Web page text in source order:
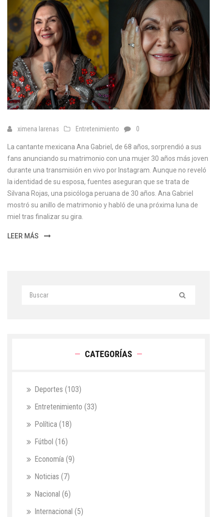
ximena larenas Entretenimiento 0
La cantante mexicana Ana Gabriel, de 68 años, sorprendió a sus
fans anunciando su matrimonio con una mujer 30 años más joven
durante una transmisión en vivo por Instagram. Aunque no reveló
la identidad de su esposa, fuentes aseguran que se trata de
Silvana Rojas, una psicóloga peruana de 30 años. Ana Gabriel
mostró su anillo de matrimonio y habló de una próxima luna de
miel tras finalizar su gira.
LEER MÁS
CATEGORÍAS
Deportes (103)
Entretenimiento (33)
Política (18)
Fútbol (16)
Economía (9)
Noticias (7)
Nacional (6)
Internacional (5)